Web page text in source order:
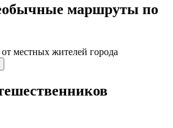
маршруты по
местных жителей города